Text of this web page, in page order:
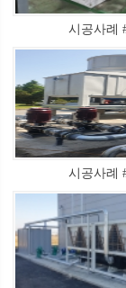
시공사례
시공사례